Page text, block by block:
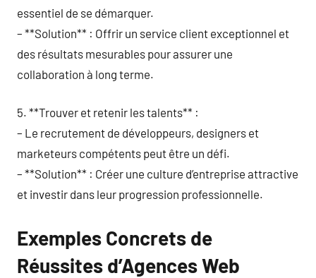
essentiel de se démarquer.
– **Solution** : Offrir un service client exceptionnel et
des résultats mesurables pour assurer une
collaboration à long terme.
5. **Trouver et retenir les talents** :
– Le recrutement de développeurs, designers et
marketeurs compétents peut être un défi.
– **Solution** : Créer une culture d’entreprise attractive
et investir dans leur progression professionnelle.
Exemples Concrets de
Réussites d’Agences Web